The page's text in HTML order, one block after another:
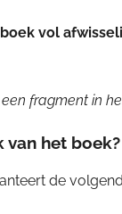
vol
fragment in
van het boek?
de